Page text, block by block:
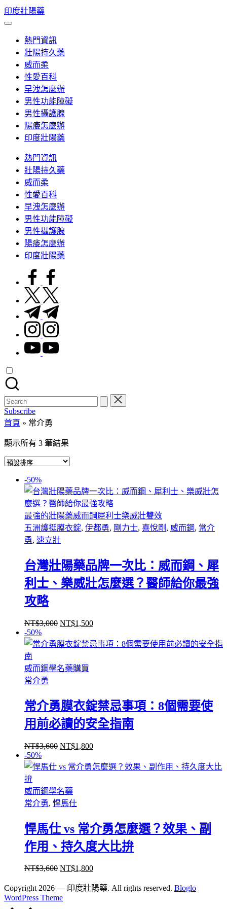
Skip
to
content
印度壯陽藥
熱門資訊
壯陽持久藥
威而柔
性愛百科
早洩怎麼辦
男性功能障礙
男性攝護腺
陽痿怎麼辦
印度壯陽藥
熱門資訊
壯陽持久藥
威而柔
性愛百科
早洩怎麼辦
男性功能障礙
男性攝護腺
陽痿怎麼辦
印度壯陽藥
facebook.com
twitter.com
t.me
instagram.com
youtube.com
Search
for:
Subscribe
首頁 » 常介勇
顯示所有 3 筆結果
-50%
最強的壯陽藥威而鋼犀利士樂威壯雙效
五洲護挺膜衣錠, 伊都勇, 剛力士, 喜悅剛 , 威而鋼, 常介
勇, 速立壯
台灣壯陽藥品牌一次比：威而鋼、犀
利士、樂威壯怎麼選？醫師給你最強
攻略
NT$3,000 原
價
NT$3,000。
NT$1,500目
價
-50%
威而鋼學名藥購買
常介勇
常介勇膜衣錠禁忌事項：8個需要使
用前必讀的安全指南
NT$3,600 原
價
NT$3,600。
NT$1,800目
價
-50%
威而鋼學名藥
常介勇, 悍馬仕
悍馬仕 vs 常介勇怎麼選？效果、副
作用、持久度大比拚
NT$3,600 原
價
NT$1,800目
前
價
Copyright 2026 — 印度壯陽藥. All rights reserved. Bloglo
WordPress Theme